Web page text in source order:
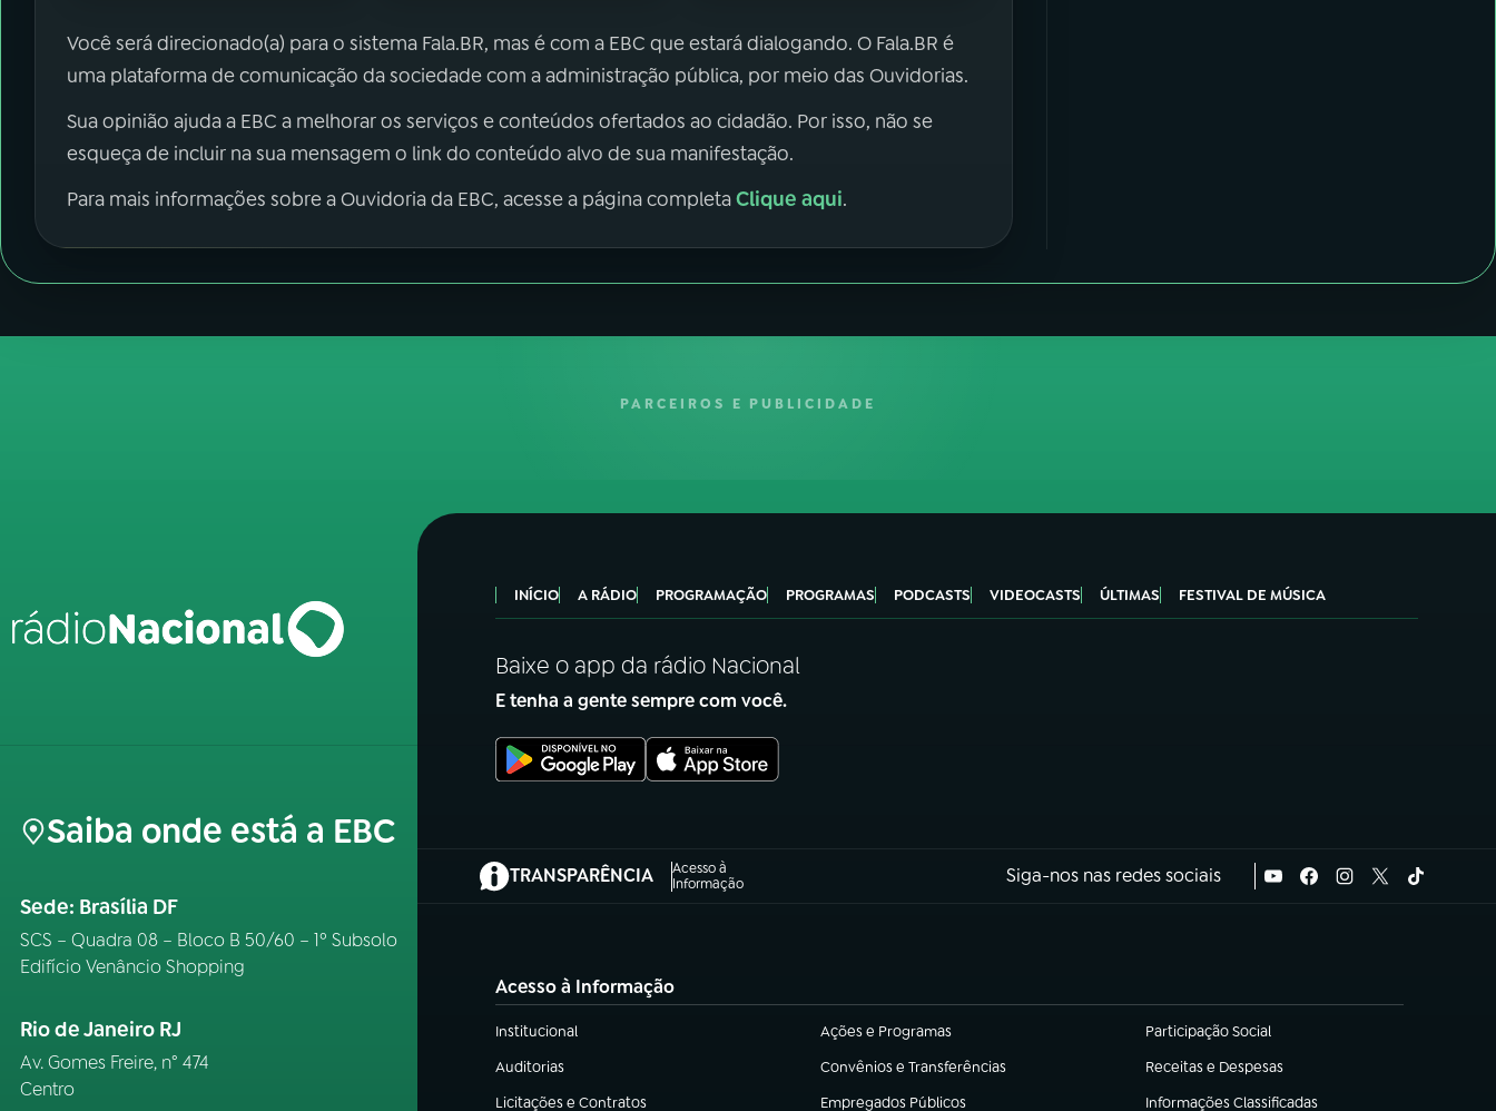
Você será direcionado(a) para o sistema Fala.BR, mas é com a EBC que estará dialogando. O Fala.BR é
uma plataforma de comunicação da sociedade com a administração pública, por meio das Ouvidorias.
Sua opinião ajuda a EBC a melhorar os serviços e conteúdos ofertados ao cidadão. Por isso, não se
esqueça de incluir na sua mensagem o link do conteúdo alvo de sua manifestação.
Para mais informações sobre a Ouvidoria da EBC, acesse a página completaClique aqui.
PARCEIROS E PUBLICIDADE
Saiba onde está a EBC
Sede: Brasília DF
SCS – Quadra 08 – Bloco B 50/60 – 1º Subsolo
Edifício Venâncio Shopping
Rio de Janeiro RJ
Av. Gomes Freire, n° 474
Centro
INÍCIO A RÁDIO PROGRAMAÇÃO PROGRAMAS PODCASTS VIDEOCASTS ÚLTIMAS FESTIVAL DE MÚSICA
Baixe o app da rádio Nacional
E tenha a gente sempre com você.
TRANSPARÊNCIA
Acesso à
Informação
(abre em nova aba) Siga-nos nas redes sociais
Acesso à Informação
Institucional
(abre em nova aba) Ações e Programas
(abre em nova aba) Participação Social
(abre em nova aba)
Auditorias
(abre em nova aba) Convênios e Transferências
(abre em nova aba) Receitas e Despesas
(abre em nova aba)
Licitações e Contratos
Empregados Públicos Informações Classificadas